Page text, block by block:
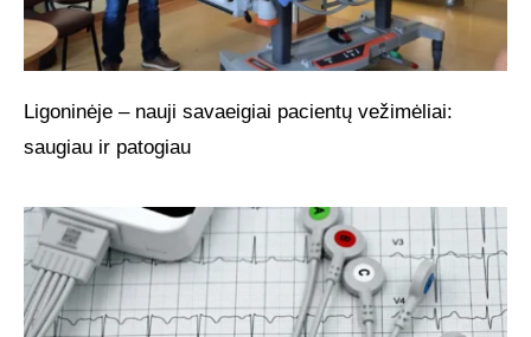
Ligoninėje – nauji savaeigiai pacientų vežimėliai:
saugiau ir patogiau